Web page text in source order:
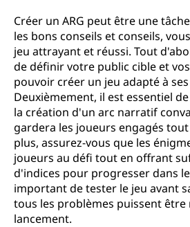
Créer un ARG peut être une
les bons conseils et conseils,
jeu attrayant et réussi. Tout
de définir votre public cible et
pouvoir créer un jeu adapté à
Deuxièmement, il est essentiel
la création d'un arc narratif
gardera les joueurs engagés
plus, assurez-vous que les
joueurs au défi tout en offrant
d'indices pour progresser dans
important de tester le jeu avant
tous les problèmes puissent être
lancement.